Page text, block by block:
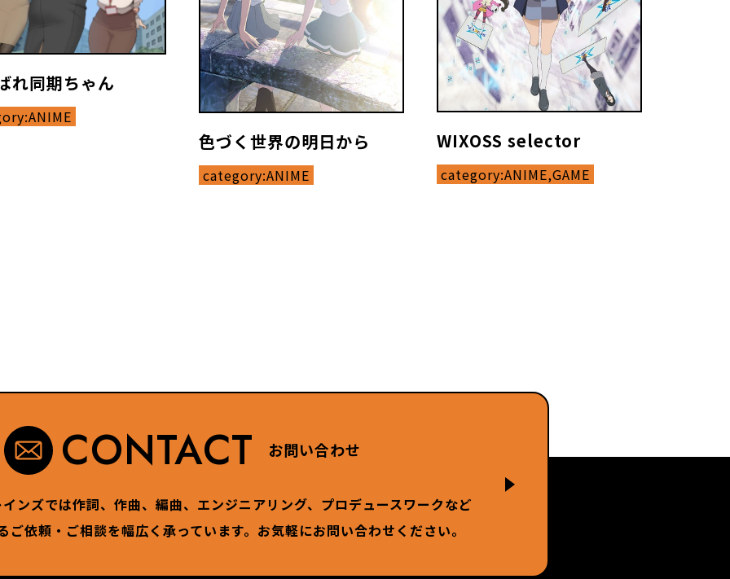
れ同期ちゃん
ANIME
色づく世界の明日から
category:ANIME
WIXOSS selector
category:ANIME,GAME
CONTACT お問い合わせ
ンズでは作詞、作曲、編曲、エンジニアリング、プロデュースワークなど
ご依頼・ご相談を幅広く承っています。お気軽にお問い合わせください。